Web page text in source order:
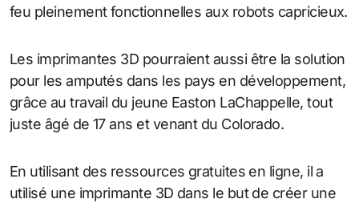
feu pleinement fonctionnelles aux robots capricieux.
Les imprimantes 3D pourraient aussi être la solution
pour les amputés dans les pays en développement,
grâce au travail du jeune Easton LaChappelle, tout
juste âgé de 17 ans et venant du Colorado.
En utilisant des ressources gratuites en ligne, il a
utilisé une imprimante 3D dans le but de créer une